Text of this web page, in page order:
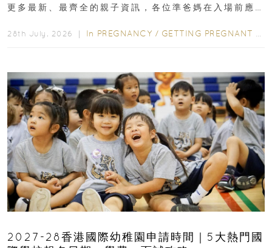
更多最新、最齊全的親子資訊，各位準爸媽在入場前應
28th July, 2026 ｜ In PREGNANCY / GETTING PREGNANT
2027-28香港國際幼稚園申請時間｜5大熱門國